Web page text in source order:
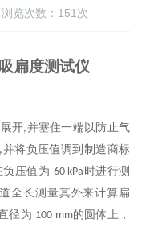
浏览次数： 151次
扁度测试仪
开, 并塞住一端以防止气
, 并将负压值调到制造商标
负压值为 60 kPa 时进行测
全长测量其外来计算扁
径为 100 mm的圆体上，